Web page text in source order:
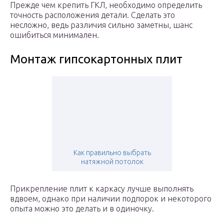
Прежде чем крепить ГКЛ, необходимо определить
точность расположения детали. Сделать это
несложно, ведь различия сильно заметны, шанс
ошибиться минимален.
Монтаж гипсокартонных плит
Как правильно выбрать
натяжной потолок
Прикрепление плит к каркасу лучше выполнять
вдвоем, однако при наличии подпорок и некоторого
опыта можно это делать и в одиночку.